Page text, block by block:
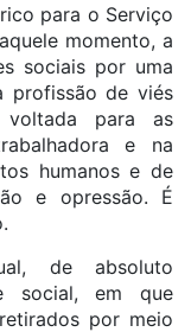
para o Serviço
momento, a
sociais por uma
profissão de viés
voltada para as
e na
humanos e de
e opressão. É
de absoluto
social, em que
por meio